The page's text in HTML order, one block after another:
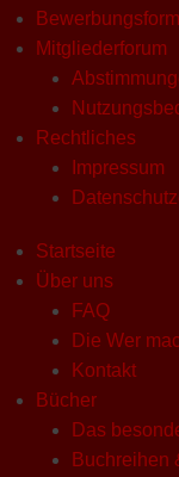
Mitgliederforum
Rechtliches
Impressum
Startseite
Über uns
FAQ
Die Wer
Kontakt
Bücher
Das
Buchreihen